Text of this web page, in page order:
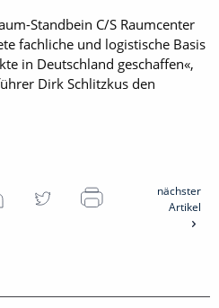
Standbein C/S Raumcenter
fachliche und logistische Basis
in Deutschland geschaffen«,
Dirk Schlitzkus den
nächster
Artikel